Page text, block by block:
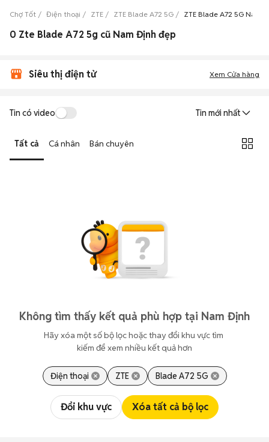
Chợ Tốt Điện thoại ZTE ZTE Blade A72 5G ZTE Blade A72 5G Nam
0 Zte Blade A72 5g cũ Nam Định đẹp
Siêu thị điện tử Xem Cửa hàng
Tin có video Tin mới nhất
Tất cả Cá nhân Bán chuyên
Không tìm thấy kết quả phù hợp tại Nam Định
Hãy xóa một số bộ lọc hoặc thay đổi khu vực tìm
kiếm để xem nhiều kết quả hơn
Điện thoại ZTE Blade A72 5G
Đổi khu vực Xóa tất cả bộ lọc